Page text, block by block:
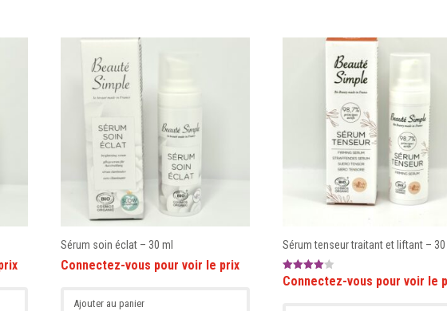
Sérum soin éclat – 30 ml
Ajouter au panier
Sérum tenseur traitant et liftant –
Note
4.00